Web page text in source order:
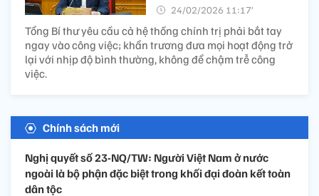
24/02/2026 11:17’
Tổng Bí thư yêu cầu cả hệ thống chính trị phải bắt tay
ngay vào công việc; khẩn trương đưa mọi hoạt động trở
lại với nhịp độ bình thường, không để chậm trễ công
việc.
Chính sách mới
Nghị quyết số 23-NQ/TW: Người Việt Nam ở nước
ngoài là bộ phận đặc biệt trong khối đại đoàn kết toàn
dân tộc